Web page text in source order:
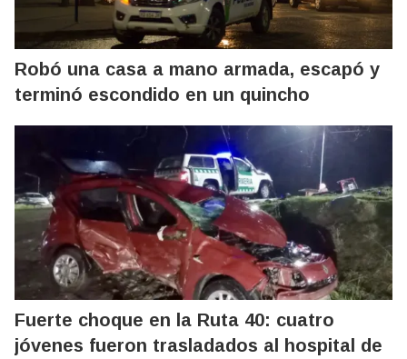
Robó una casa a mano armada, escapó y
terminó escondido en un quincho
Fuerte choque en la Ruta 40: cuatro
jóvenes fueron trasladados al hospital de